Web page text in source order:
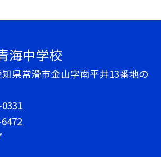
海中学校
知県常滑市金山字南平井13番地の